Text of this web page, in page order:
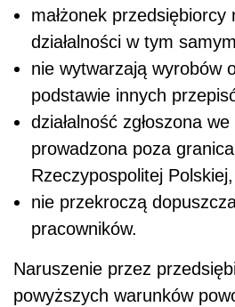
małżonek przedsiębiorcy
działalności w tym
nie wytwarzają wyrobów
podstawie innych
działalność zgłoszona
prowadzona poza
Rzeczypospolitej Polskiej,
nie przekroczą
pracowników.
Naruszenie przez
powyższych warunków